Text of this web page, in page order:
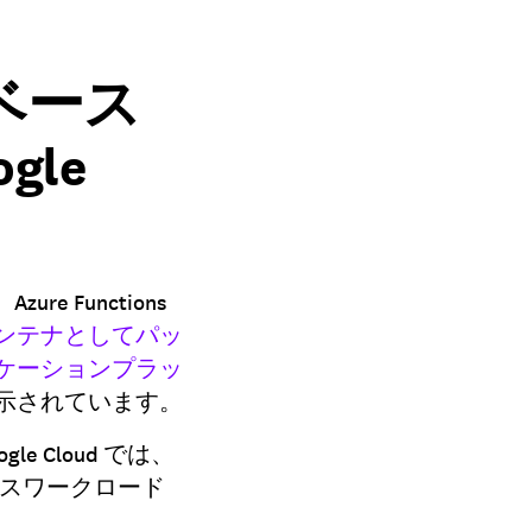
ース
Azure Functions
テナとしてパッ
ーションプラッ
れています。
Cloud では、
ワークロード